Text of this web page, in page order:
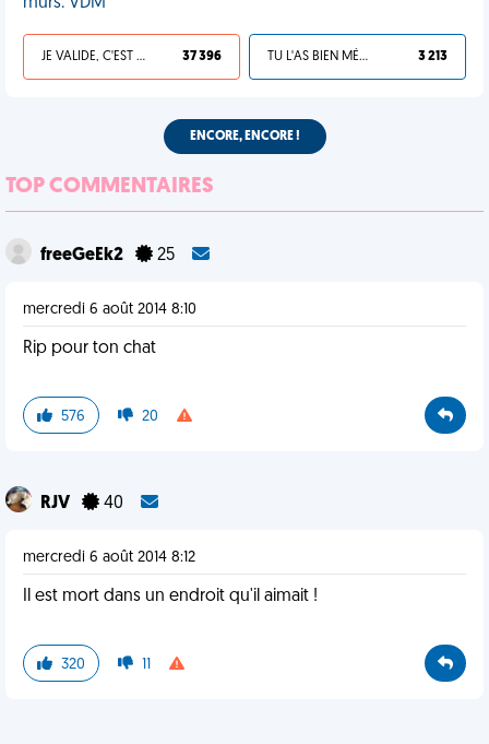
JE VALIDE, C'EST UNE VDM 37 396 TU L'AS BIEN MÉRITÉ 3 213
ENCORE, ENCORE !
TOP COMMENTAIRES
freeGeEk2 25
mercredi 6 août 2014 8:10
Rip pour ton chat
576 20
RJV 40
mercredi 6 août 2014 8:12
Il est mort dans un endroit qu'il aimait !
320 11